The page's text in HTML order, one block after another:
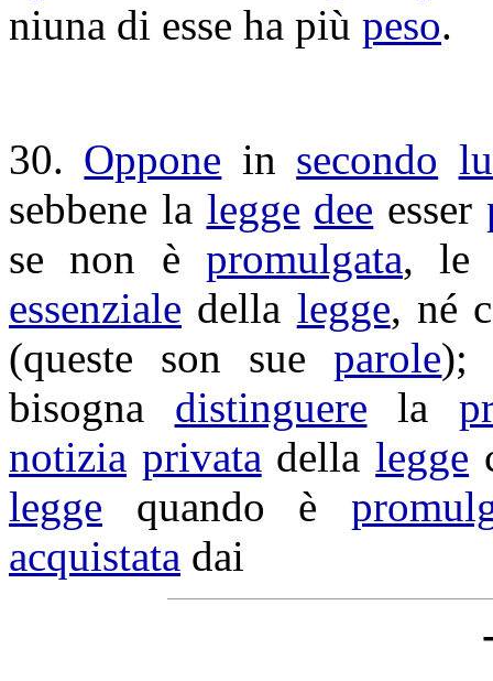
niuna di esse ha più peso.
30. Oppone in secondo
sebbene la legge dee esser
se non èpromulgata,
essenziale della legge, né
(queste son sueparole);
bisogna distinguere la
notizia privata dellalegge
legge quando è
acquistata dai